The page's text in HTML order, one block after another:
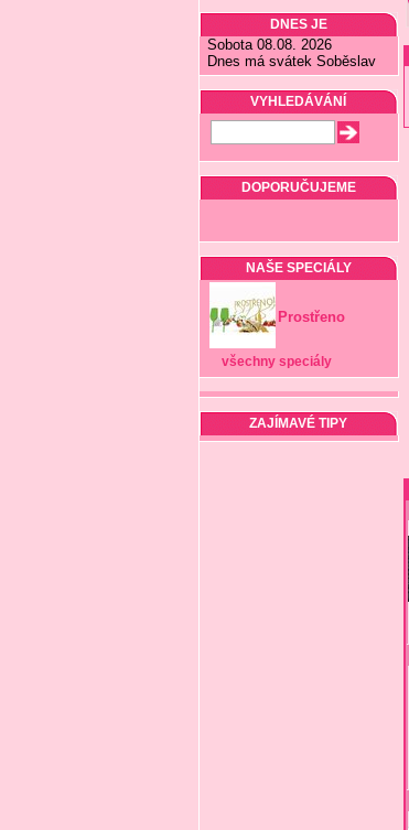
DNES JE
Sobota 08.08. 2026
Dnes má svátek Soběslav
VYHLEDÁVÁNÍ
DOPORUČUJEME
NAŠE SPECIÁLY
Prostřeno
všechny speciály
ZAJÍMAVÉ TIPY